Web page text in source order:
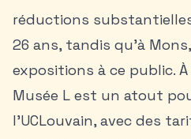
réductions
26 ans, tandis qu’à
expositions à ce public.
Musée L est un atout
l’UCLouvain, avec des